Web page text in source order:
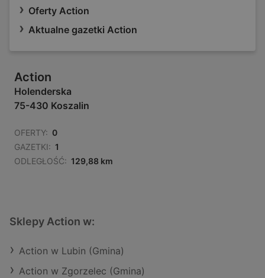
Oferty Action
Aktualne gazetki Action
Action
Holenderska
75-430 Koszalin
OFERTY: 0
GAZETKI: 1
ODLEGŁOŚĆ: 129,88 km
Sklepy Action w:
Action w Lubin (Gmina)
Action w Zgorzelec (Gmina)